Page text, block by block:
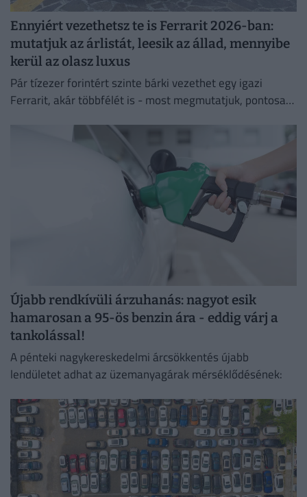
Ennyiért vezethetsz te is Ferrarit 2026-ban:
mutatjuk az árlistát, leesik az állad, mennyibe
kerül az olasz luxus
Pár tízezer forintért szinte bárki vezethet egy igazi
Ferrarit, akár többfélét is - most megmutatjuk, pontosan
Újabb rendkívüli árzuhanás: nagyot esik
hamarosan a 95-ös benzin ára - eddig várj a
tankolással!
A pénteki nagykereskedelmi árcsökkentés újabb
lendületet adhat az üzemanyagárak mérséklődésének: